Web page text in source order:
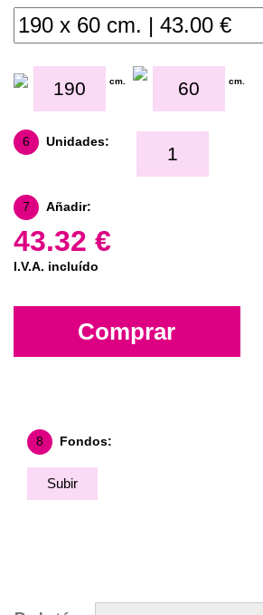
cm. cm.
6 Unidades:
7 Añadir:
43.32 €
I.V.A. incluído
Comprar
8 Fondos:
Subir